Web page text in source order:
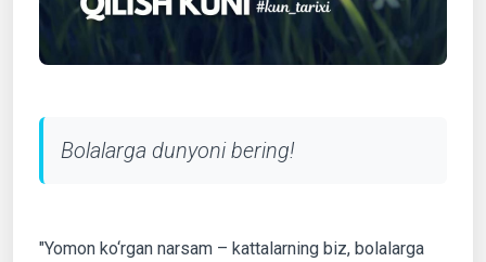
Bolalarga dunyoni bering!
"Yomon ko‘rgan narsam – kattalarning biz, bolalarga